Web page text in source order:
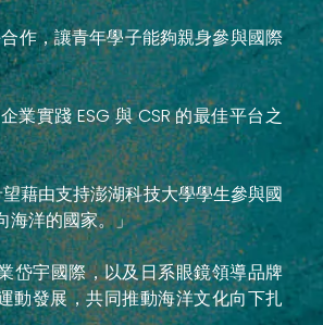
作，讓青年學子能夠親身參與國際
實踐 ESG 與 CSR 的最佳平台之
藉由支持澎湖科技大學學生參與國
海洋的國家。」
岱宇國際，以及日系眼鏡領導品牌
動發展，共同推動海洋文化向下扎